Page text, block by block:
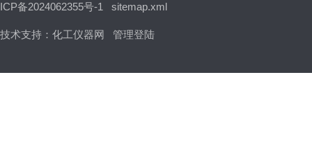
ICP备2024062355号-1 sitemap.xml
技术支持： 化工仪器网 管理登陆